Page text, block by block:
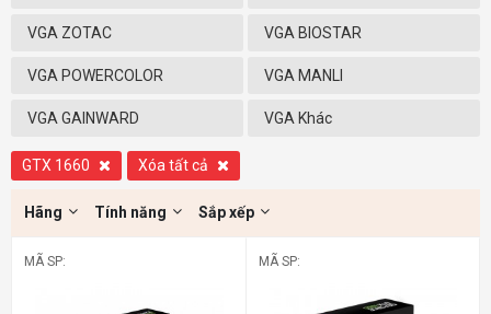
VGA ZOTAC VGA BIOSTAR
VGA POWERCOLOR VGA MANLI
VGA GAINWARD VGA Khác
GTX 1660 Xóa tất cả
Hãng Tính năng Sắp xếp
MÃ SP: MÃ SP: